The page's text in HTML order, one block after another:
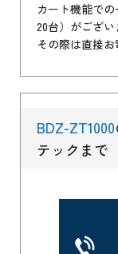
カート機能で
20台）がござ
その際は直接お
BDZ-ZT1000
テックまで